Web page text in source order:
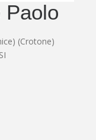
Paolo
(Crotone)